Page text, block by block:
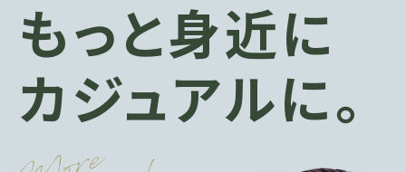
もっと身近に
カジュアルに。